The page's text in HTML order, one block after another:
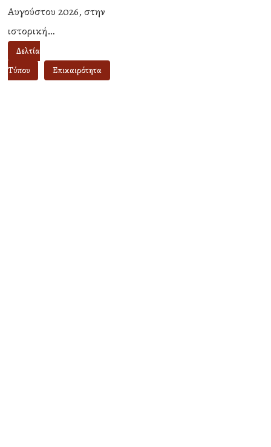
Μονή
Γόλας
Δελτία
Τύπου
Επικαιρότητα
Αυγούστου 2026, στην
ιστορική…